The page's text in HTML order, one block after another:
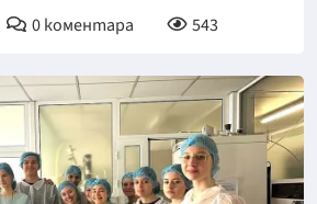
0коментара 543